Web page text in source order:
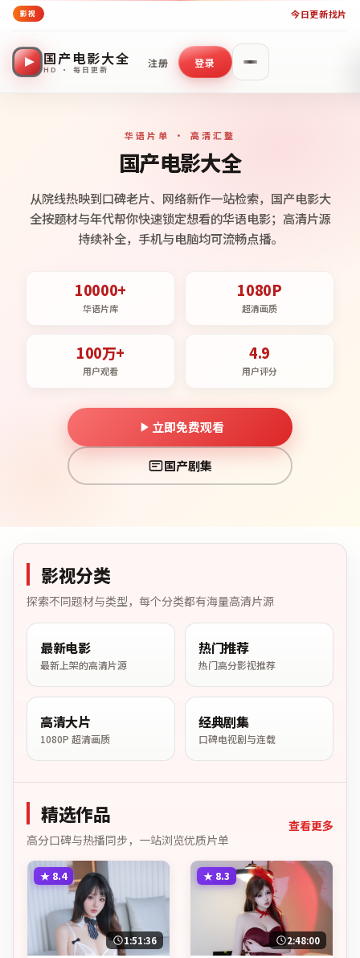
影视 今日更新找片
国产电影大全
HD · 每日更新
注册 登录
华语片单 · 高清汇整
国产电影大全
从院线热映到口碑老片、网络新作一站检索，国产电影大
全按题材与年代帮你快速锁定想看的华语电影；高清片源
持续补全，手机与电脑均可流畅点播。
10000+
华语片库
1080P
超清画质
100万+
用户观看
4.9
用户评分
立即免费观看
国产剧集
影视分类
探索不同题材与类型，每个分类都有海量高清片源
最新电影
最新上架的高清片源
热门推荐
热门高分影视推荐
高清大片
1080P 超清画质
经典剧集
口碑电视剧与连载
精选作品
高分口碑与热播同步，一站浏览优质片单
查看更多
★ 8.4
1:51:36
★ 8.3
2:48:00